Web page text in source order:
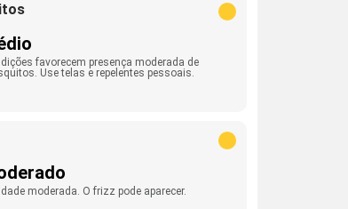
favorecem presença moderada de
Use telas e repelentes pessoais.
moderada. O frizz pode aparecer.